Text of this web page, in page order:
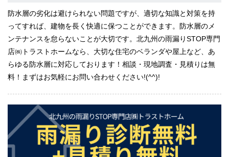
防水層の劣化は避けられない問題ですが、適切な知識と対策を持
ってすれば、建物を長く快適に保つことができます。防水層のメ
ンテナンスを怠らないことが大切です。北九州の雨漏りSTOP専門
店㈱トラストホームなら、大切な住宅のベランダや屋上など、あ
らゆる防水層に対応しております！相談・現地調査・見積りは無
料！まずはお気軽にお問い合わせください!(^^)!